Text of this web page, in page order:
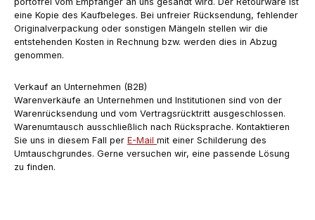
eine Kopie des Kaufbeleges. Bei unfreier Rücksendung, fehlender
Originalverpackung oder sonstigen Mängeln stellen wir die
entstehenden Kosten in Rechnung bzw. werden dies in Abzug
genommen.
Verkauf an Unternehmen (B2B)
Warenverkäufe an Unternehmen und Institutionen sind von der
Warenrücksendung und vom Vertragsrücktritt ausgeschlossen.
Warenumtausch ausschließlich nach Rücksprache. Kontaktieren
Sie uns in diesem Fall per E-Mail mit einer Schilderung des
Umtauschgrundes. Gerne versuchen wir, eine passende Lösung
zu finden.